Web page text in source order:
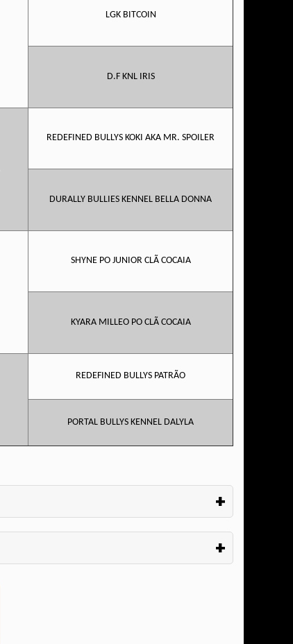
LGK BITCOIN
D.F KNL IRIS
REDEFINED BULLYS KOKI AKA MR. SPOILER
DURALLY BULLIES KENNEL BELLA DONNA
SHYNE PO JUNIOR CLÃ COCAIA
KYARA MILLEO PO CLÃ COCAIA
REDEFINED BULLYS PATRÃO
PORTAL BULLYS KENNEL DALYLA
+
+